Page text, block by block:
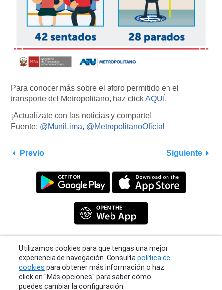
Para conocer más sobre el aforo permitido en el
transporte del Metropolitano, haz clickAQUÍ .
¡Actualízate con las noticias y comparte!
Fuente: @MuniLima, @MetropolitanoOficial
Previo Siguiente
© 2026 Moovit Updates - All Rights Reserved.
Utilizamos cookies para que tengas una mejor
experiencia de navegación. Consulta
política de
cookiespara obtener más información o haz
click en "Más opciones" para saber cómo
puedes cambiar la configuración.